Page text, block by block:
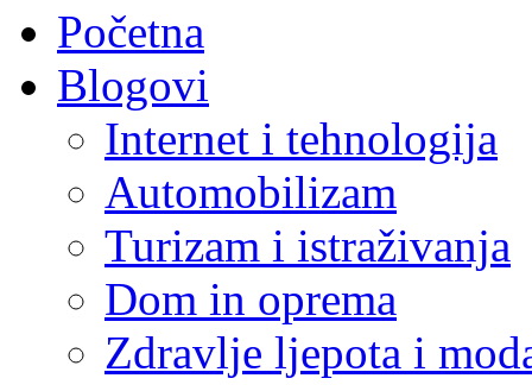
Početna
Blogovi
Internet i tehnologija
Automobilizam
Turizam i istraživanja
Dom in oprema
Zdravlje ljepota i